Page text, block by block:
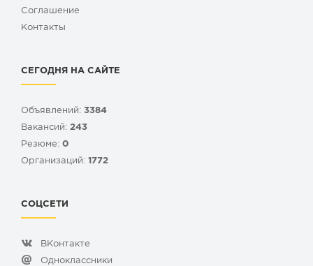
Cоглашение
Контакты
СЕГОДНЯ НА САЙТЕ
Объявлений: 3384
Вакансий: 243
Резюме: 0
Организаций: 1772
СОЦСЕТИ
ВКонтакте
Одноклассники